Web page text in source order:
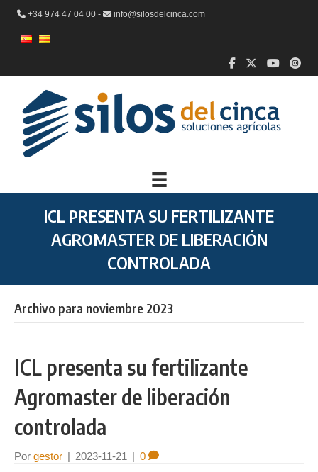
+34 974 47 04 00 - info@silosdelcinca.com
ICL PRESENTA SU FERTILIZANTE
AGROMASTER DE LIBERACIÓN
CONTROLADA
Archivo para noviembre 2023
ICL presenta su fertilizante
Agromaster de liberación
controlada
Por gestor 2023-11-21 0